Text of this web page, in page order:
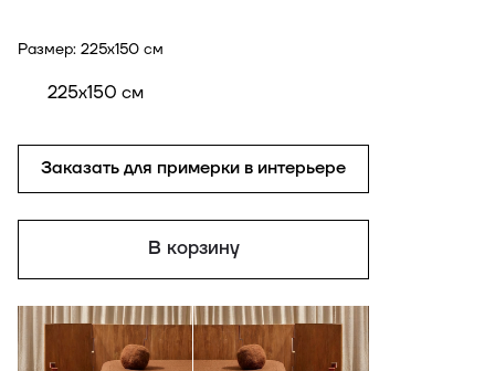
Размер: 225x150 см
225x150 см
Заказать для примерки в интерьере
В корзину